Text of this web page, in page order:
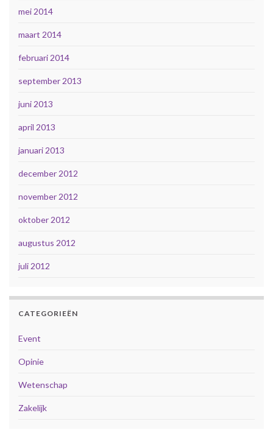
mei 2014
maart 2014
februari 2014
september 2013
juni 2013
april 2013
januari 2013
december 2012
november 2012
oktober 2012
augustus 2012
juli 2012
CATEGORIEËN
Event
Opinie
Wetenschap
Zakelijk